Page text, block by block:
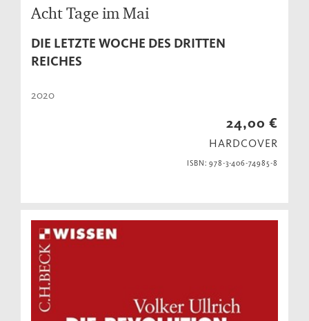
Acht Tage im Mai
DIE LETZTE WOCHE DES DRITTEN
REICHES
2020
24,00 €
HARDCOVER
ISBN: 978-3-406-74985-8